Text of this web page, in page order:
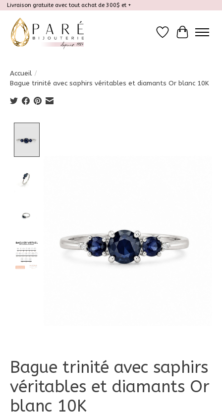
Livraison gratuite avec tout achat de 300$ et +
Liste dePanier
Accueil /
Bague trinité avec saphirs véritables et diamants Or blanc 10K
Bague trinité avec saphirs
véritables et diamants Or
blanc 10K